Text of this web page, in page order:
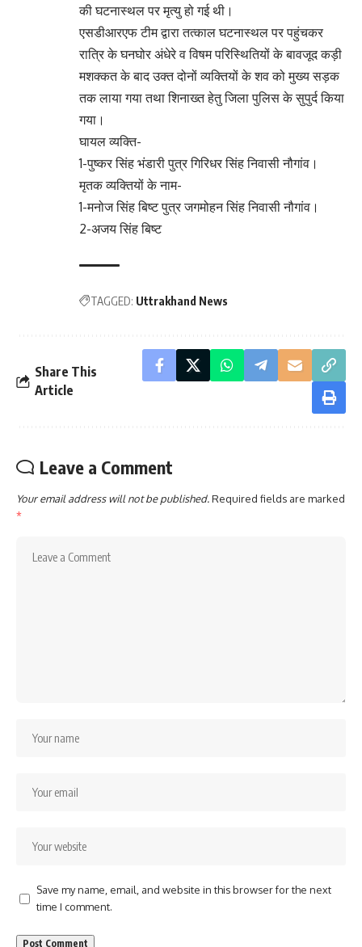
की घटनास्थल पर मृत्यु हो गई थी।
एसडीआरएफ टीम द्वारा तत्काल घटनास्थल पर पहुंचकर
रात्रि के घनघोर अंधेरे व विषम परिस्थितियों के बावजूद कड़ी
मशक्कत के बाद उक्त दोनों व्यक्तियों के शव को मुख्य सड़क
तक लाया गया तथा शिनाख्त हेतु जिला पुलिस के सुपुर्द किया
गया।
घायल व्यक्ति-
1-पुष्कर सिंह भंडारी पुत्र गिरिधर सिंह निवासी नौगांव।
मृतक व्यक्तियों के नाम-
1-मनोज सिंह बिष्ट पुत्र जगमोहन सिंह निवासी नौगांव।
2-अजय सिंह बिष्ट
TAGGED: Uttrakhand News
Share This
Article
Leave a Comment
Your email address will not be published.Required fields are marked
*
Save my name, email, and website in this browser for the next
time I comment.